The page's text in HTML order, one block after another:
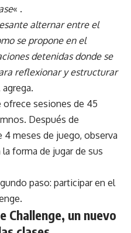
« .
alternar entre el
se propone en el
detenidas donde se
reflexionar y estructurar
agrega.
ofrece sesiones de 45
Después de
4 meses de juego, observa
forma de jugar de sus
paso: participar en el
Challenge, un nuevo